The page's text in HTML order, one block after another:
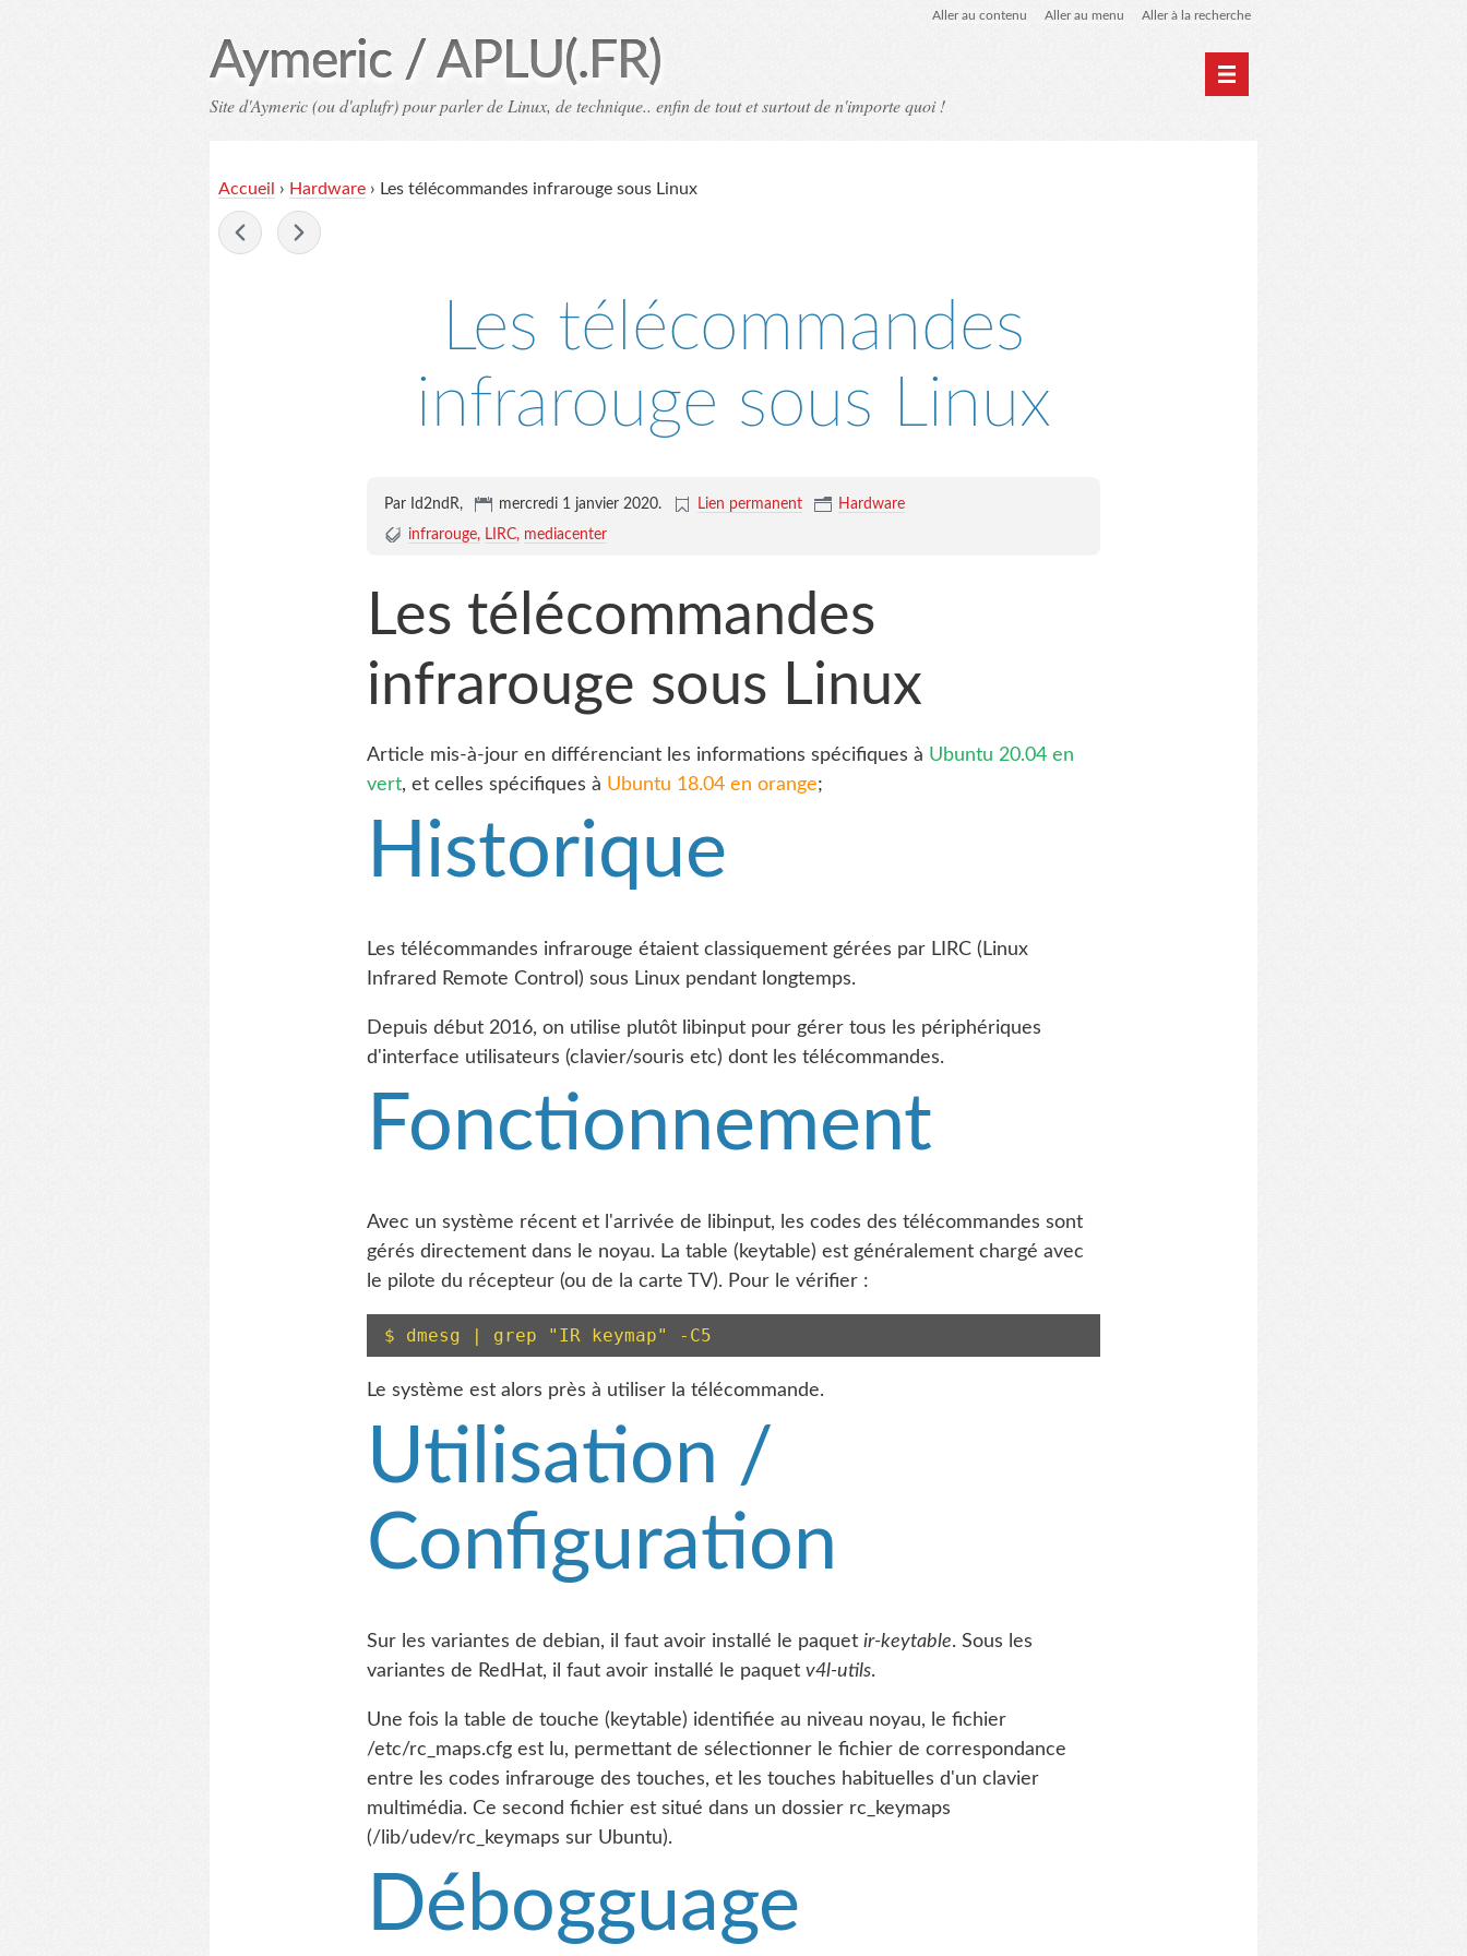
Aller au contenu Aller au menu Aller à la recherche
Aymeric / APLU(.FR)
Site d'Aymeric (ou d'aplufr) pour parler de Linux, de technique.. enfin de tout et surtout de n'importe quoi !
Accueil
› Hardware › Les télécommandes infrarouge sous Linux
Les télécommandes
infrarouge sous Linux
Par Id2ndR, mercredi 1 janvier 2020. Lien permanent
Hardware
infrarouge
LIRC mediacenter
Les télécommandes
infrarouge sous Linux
Article mis-à-jour en différenciant les informations spécifiques à Ubuntu 20.04 en
vert, et celles spécifiques à Ubuntu 18.04 en orange;
Historique
Les télécommandes infrarouge étaient classiquement gérées par LIRC (Linux
Infrared Remote Control) sous Linux pendant longtemps.
Depuis début 2016, on utilise plutôt libinput pour gérer tous les périphériques
d'interface utilisateurs (clavier/souris etc) dont les télécommandes.
Fonctionnement
Avec un système récent et l'arrivée de libinput, les codes des télécommandes sont
gérés directement dans le noyau. La table (keytable) est généralement chargé avec
le pilote du récepteur (ou de la carte TV). Pour le vérifier :
$ dmesg | grep "IR keymap" -C5
Le système est alors près à utiliser la télécommande.
Utilisation /
Configuration
Sur les variantes de debian, il faut avoir installé le paquet ir-keytable. Sous les
variantes de RedHat, il faut avoir installé le paquet v4l-utils.
Une fois la table de touche (keytable) identifiée au niveau noyau, le fichier
/etc/rc_maps.cfg est lu, permettant de sélectionner le fichier de correspondance
entre les codes infrarouge des touches, et les touches habituelles d'un clavier
multimédia. Ce second fichier est situé dans un dossier rc_keymaps
(/lib/udev/rc_keymaps sur Ubuntu).
Débogguage